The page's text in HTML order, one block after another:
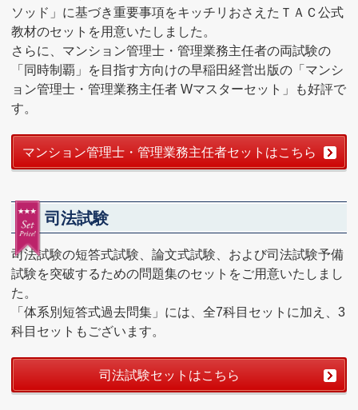
ソッド」に基づき重要事項をキッチリおさえたＴＡＣ公式
教材のセットを用意いたしました。
さらに、マンション管理士・管理業務主任者の両試験の
「同時制覇」を目指す方向けの早稲田経営出版の「マンシ
ョン管理士・管理業務主任者 Wマスターセット」も好評で
す。
マンション管理士・管理業務主任者セットはこちら
司法試験
司法試験の短答式試験、論文式試験、および司法試験予備
試験を突破するための問題集のセットをご用意いたしまし
た。
「体系別短答式過去問集」には、全7科目セットに加え、3
科目セットもございます。
司法試験セットはこちら